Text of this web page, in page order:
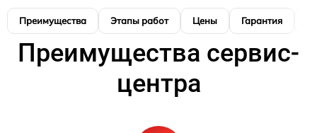
Преимущества Этапы работ Цены Гарантия
Преимущества сервис-
центра